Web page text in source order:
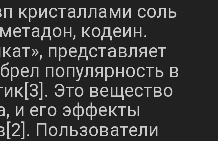
кристаллами соль
кодеин.
представляет
популярность в
Это вещество
и его эффекты
Пользователи